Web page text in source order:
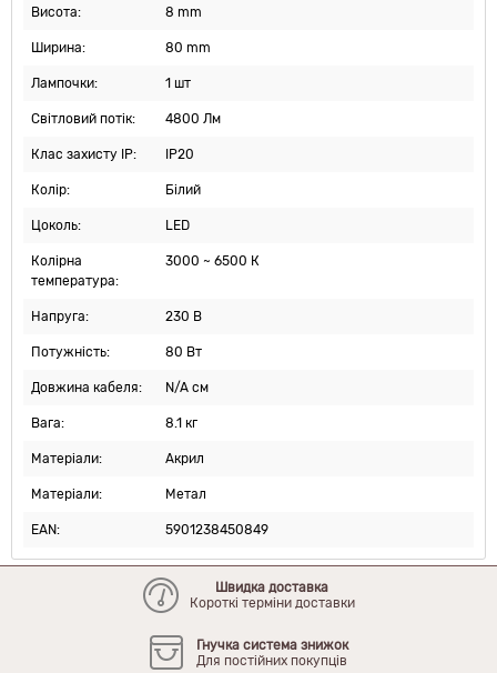
Висота: 8 mm
Ширина: 80 mm
Лампочки: 1 шт
Світловий потік: 4800 Лм
Клас захисту IP: IP20
Колір: Білий
Цоколь: LED
Колірна
температура:
3000 ~ 6500 К
Напруга: 230 В
Потужність: 80 Вт
Довжина кабеля: N/A см
Вага: 8.1 кг
Матеріали: Акрил
Матеріали: Метал
EAN: 5901238450849
Швидка доставка
Короткі терміни доставки
Гнучка система знижок
Для постійних покупців